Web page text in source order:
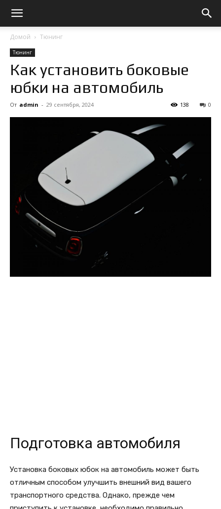
Домой Тюнинг
Тюнинг
Как установить боковые
юбки на автомобиль
От admin - 29 сентября, 2024 0
138
Подготовка автомобиля
Установка боковых юбок на автомобиль может быть
отличным способом улучшить внешний вид вашего
транспортного средства. Однако, прежде чем